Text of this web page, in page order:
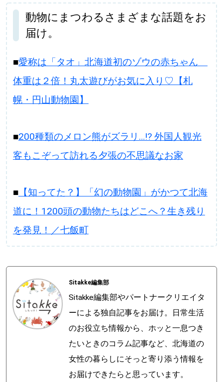
動物にまつわるさまざまな話題をお
届け。
■愛称は「タオ」北海道初のゾウの赤ちゃん
体重は２倍！丸太遊びがお気に入り♡【札
幌・円山動物園】
■200種類のメロン熊がズラリ…!? 外国人観光
客もこぞって訪れる夕張の不思議なお家
■【知ってた？】「幻の動物園」がかつて北海
道に！1200頭の動物たちはどこへ？生き残り
を発見！／七飯町
Sitakke編集部
Sitakke編集部やパートナークリエイタ
ーによる独自記事をお届け。日常生活
のお役立ち情報から、ホッと一息つき
たいときのコラム記事など、北海道の
女性の暮らしにそっと寄り添う情報を
お届けできたらと思っています。